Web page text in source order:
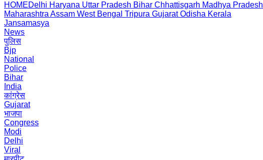
HOMEDelhi Haryana Uttar Pradesh Bihar Chhattisgarh Madhya Pradesh
Maharashtra Assam West Bengal Tripura Gujarat Odisha Kerala
Jansamasya
News
पुलिस
Bjp
National
Police
Bihar
India
कांग्रेस
Gujarat
भाजपा
Congress
Modi
Delhi
Viral